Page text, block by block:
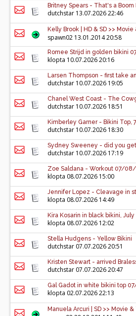
Britney Spears - That's a
dutchstar 13.07.2026 22:46
Kelly Brook | HD & SD >>
spawn02 13.01.2014 20:58
Romee Strijd in golden bikini
klopta 10.07.2026 20:16
Larsen Thompson - first take
dutchstar 10.07.2026 19:05
Chanel West Coast - The
dutchstar 10.07.2026 18:51
Kimberley Garner - Bikini
dutchstar 10.07.2026 18:30
Sydney Sweeney - did you
dutchstar 10.07.2026 17:19
Zoe Saldana - Workout 07/
klopta 08.07.2026 15:00
Jennifer Lopez - Cleavage in
klopta 08.07.2026 14:49
Kira Kosarin in black bikini,
klopta 08.07.2026 12:02
Stella Hudgens - Yellow Bikini
dutchstar 07.07.2026 20:51
Kristen Stewart - arrived
dutchstar 07.07.2026 20:47
Gal Gadot in white bikini top
klopta 02.07.2026 22:13
Manuela Arcuri | SD >> Movie